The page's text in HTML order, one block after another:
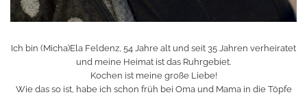
Ich bin (Micha)Ela Feldenz, 54 Jahre alt und seit 35 Jahren verheiratet
und meine Heimat ist das Ruhrgebiet.
Kochen ist meine große Liebe!
Wie das so ist, habe ich schon früh bei Oma und Mama in die Töpfe